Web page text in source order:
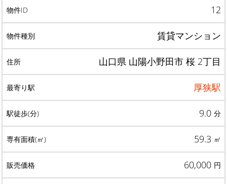
12
賃貸マンション
山口県 山陽小野田市 桜 2丁目
厚狭駅
9.0 分
59.3 ㎡
60,000 円